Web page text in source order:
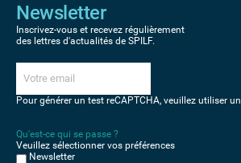
Newsletter
Inscrivez-vous et recevez régulièrement
des lettres d'actualités de SPILF.
Pour générer un test reCAPTCHA, veuillez utiliser un
Qu'est-ce qui se passe ?
Veuillez sélectionner vos préférences
Newsletter